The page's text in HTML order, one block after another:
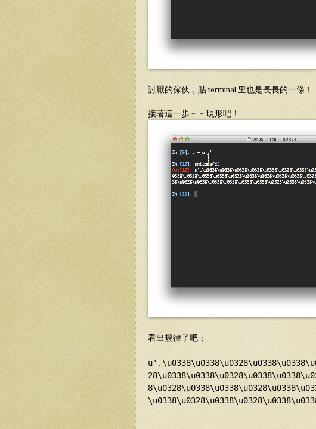
討厭的傢伙，貼 terminal 里也是長長的一條！
接著這一步﹣﹣現形吧！
看出規律了吧：